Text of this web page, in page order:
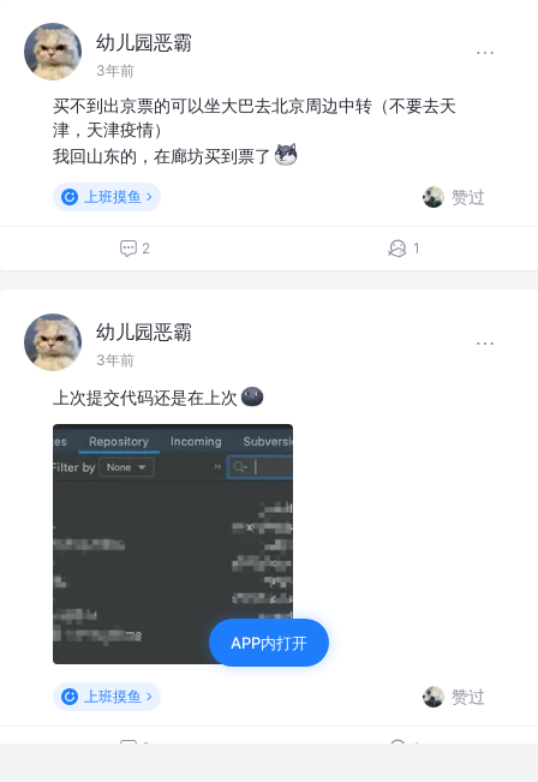
幼儿园恶霸
3年前
买不到出京票的可以坐大巴去北京周边中转（不要去天
津，天津疫情）
我回山东的，在廊坊买到票了
上班摸鱼 赞过
2 1
幼儿园恶霸
3年前
上次提交代码还是在上次
上班摸鱼 赞过
2 1
APP内打开